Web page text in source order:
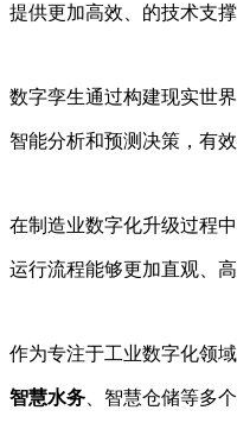
提供更加高效、的技术支撑
数字孪生通过构建现实世
智能分析和预测决策，有
在制造业数字化升级过程中
运行流程能够更加直观、
作为专注于工业数字化领
智慧水务 、智慧仓储等多